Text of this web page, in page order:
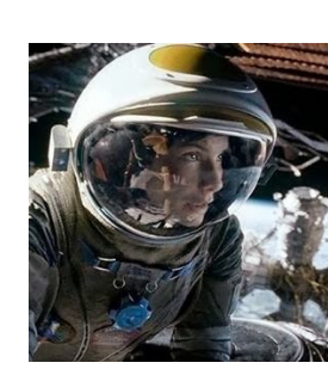
motivy skutečné události, která se k nám
názvem V zajetí démonů . Povedlo se i
jednoho z mála nápaditých současných tvůrců,
horor? Roger a Carolyn se se svými dětmi
jejich úspory padly na koupi a opravy starého